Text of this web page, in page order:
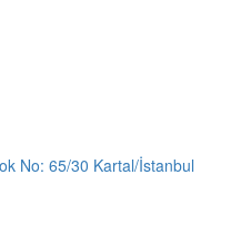
No: 65/30 Kartal/İstanbul